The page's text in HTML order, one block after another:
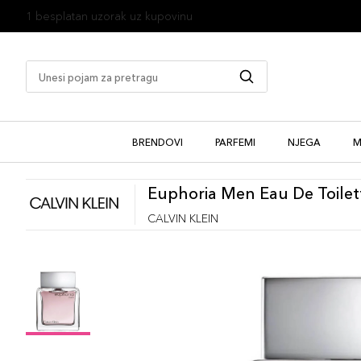
1 besplatan uzorak uz kupovinu
BRENDOVI PARFEMI NJEGA
Euphoria Men Eau De
CALVIN KLEIN